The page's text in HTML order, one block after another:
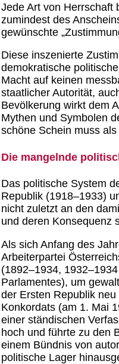
Jede Art von Herrschaft
zumindest des
gewünschte
Diese inszenierte
demokratische
Macht auf keinen
staatlicher Autorität,
Bevölkerung wirkt dem
Mythen und Symbolen
schöne Schein muss
Die mangelnde
Das politische System
Republik (1918–1933)
nicht zuletzt an den
und deren Konsequenz
Als sich Anfang des
Arbeiterpartei
(1892–1934,
Parlamentes), um
der Ersten Republik
Konkordats (am 1. Mai
einer ständischen
hoch und führte zu den
einem Bündnis von
politische Lager